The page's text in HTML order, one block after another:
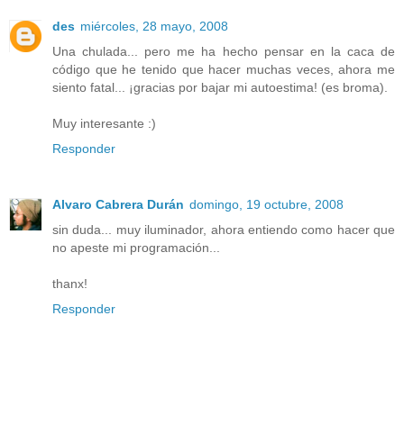
des miércoles, 28 mayo, 2008
Una chulada... pero me ha hecho pensar en la caca de
código que he tenido que hacer muchas veces, ahora me
siento fatal... ¡gracias por bajar mi autoestima! (es broma).
Muy interesante :)
Responder
Alvaro Cabrera Durán domingo, 19 octubre, 2008
sin duda... muy iluminador, ahora entiendo como hacer que
no apeste mi programación...
thanx!
Responder